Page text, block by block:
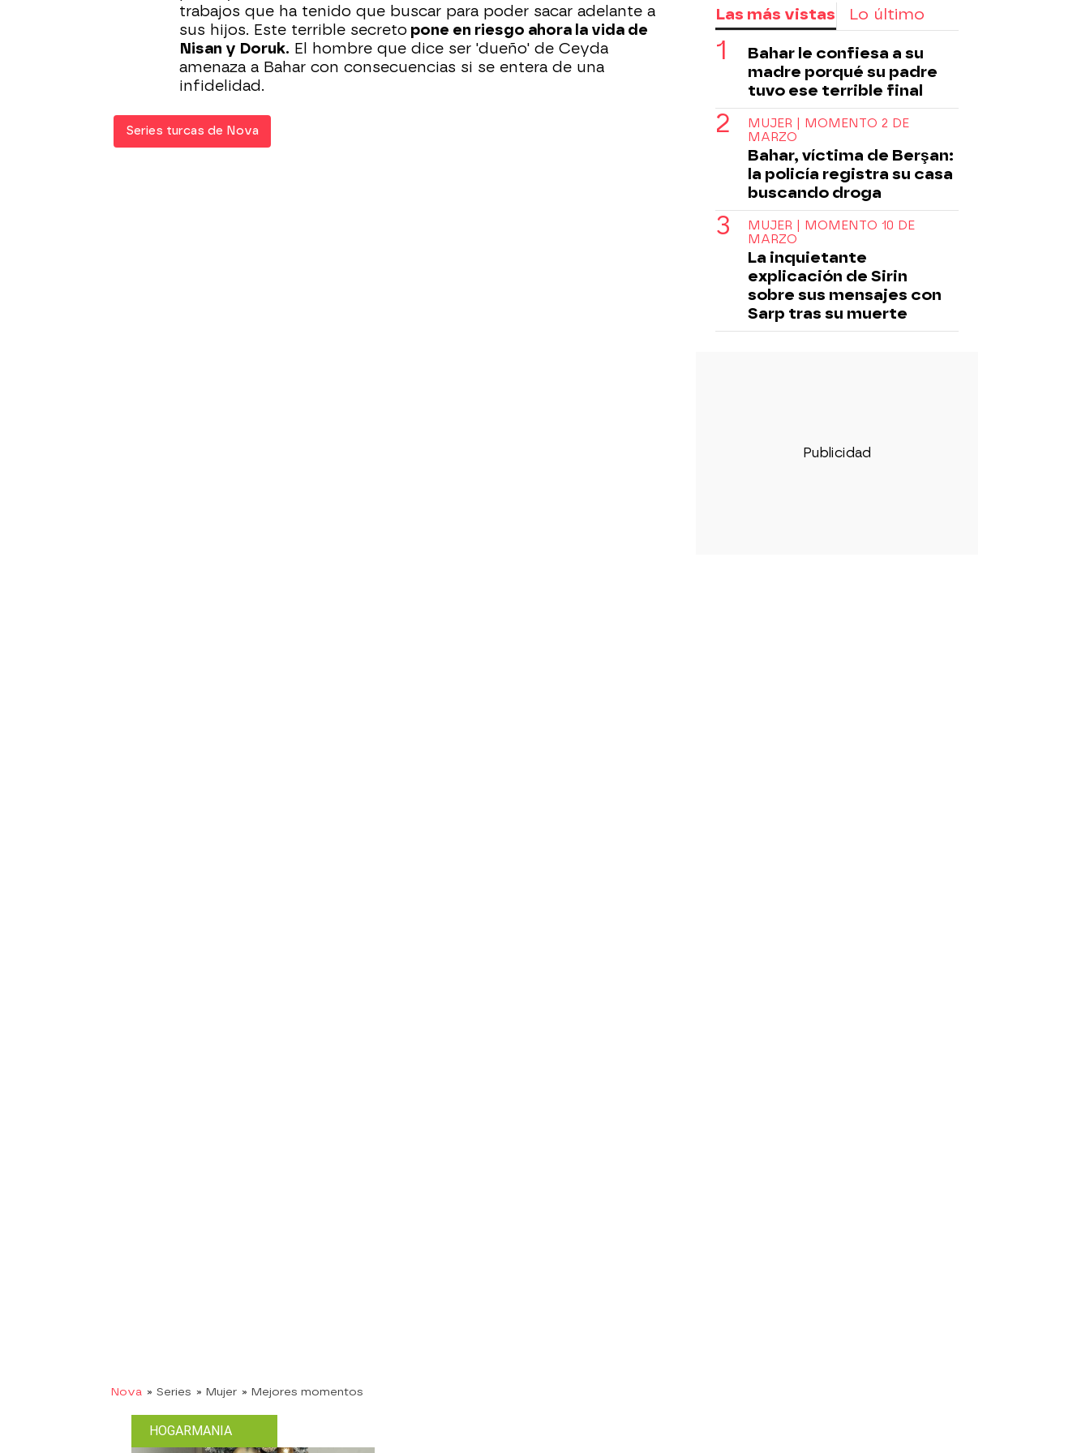
trabajos que ha tenido que buscar para poder sacar adelante a
sus hijos. Este terrible secreto pone en riesgo ahora la vida de
Nisan y Doruk. El hombre que dice ser 'dueño' de Ceyda
amenaza a Bahar con consecuencias si se entera de una
infidelidad.
Series turcas de Nova
Nova » Series » Mujer » Mejores momentos
Las más vistas Lo último
Bahar le confiesa a su
madre porqué su padre
tuvo ese terrible final
MUJER | MOMENTO 2 DE
MARZO
Bahar, víctima de Berşan:
la policía registra su casa
buscando droga
MUJER | MOMENTO 10 DE
MARZO
La inquietante
explicación de Sirin
sobre sus mensajes con
Sarp tras su muerte
HOGARMANIA